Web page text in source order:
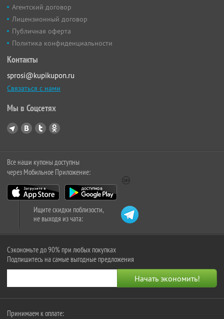
Агентский договор
Лицензионный договор
Публичная оферта
Политика конфиденциальности
Контакты
sprosi@kupikupon.ru
Связаться с нами
Мы в Соцсетях
Все наши купоны доступны
через Мобильное Приложение:
Ищите скидки поблизости,
не выходя из чата:
Сэкономьте до 90% при любых покупках
Подпишитесь на самые выгодные предложения
Принимаем к оплате: